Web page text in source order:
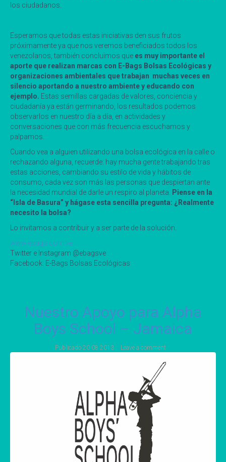
los ciudadanos.
Esperamos que todas estas iniciativas den sus frutos
próximamente ya que nos veremos beneficiados todos los
venezolanos, también concluimos que es muy importante el
aporte que realizan marcas con E-Bags Bolsas Ecológicas y
organizaciones ambientales que trabajan muchas veces en
silencio aportando a nuestro ambiente y educando con
ejemplo. Estas semillas cargadas de valores, conciencia y
ciudadanía ya están germinando, los resultados podemos
observarlos en nuestro día a día, en actividades y
conversaciones que con más frecuencia escuchamos y
palpamos.
Cuando vea a alguien utilizando una bolsa ecológica en la calle o
rechazando alguna, recuerde: hay mucha gente trabajando tras
estas acciones, cambiando su estilo de vida y hábitos de
consumo, cada vez son más las personas que despiertan ante
la necesidad mundial de darle un respiro al planeta. Piense en la
“Isla de Basura” y hágase esta sencilla pregunta: ¿Realmente
necesito la bolsa?
Lo invitamos a contribuir y a ser parte de la solución.
www.ebags.com.ve
Twitter e Instagram @ebagsve
Facebook: E-Bags Bolsas Ecológicas
Nuestro Apoyo para Alpha
Boys School – Jamaica
Publicado 20 08 2013 Leave a comment